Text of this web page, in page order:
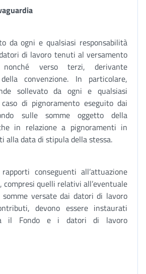
da ogni e qualsiasi responsabilità
di lavoro tenuti al versamento
verso terzi, derivante
della convenzione. In particolare,
sollevato da ogni e qualsiasi
di pignoramento eseguito dai
sulle somme oggetto della
in relazione a pignoramenti in
alla data di stipula della stessa.
conseguenti all’attuazione
compresi quelli relativi all’eventuale
versate dai datori di lavoro
devono essere instaurati
il Fondo e i datori di lavoro